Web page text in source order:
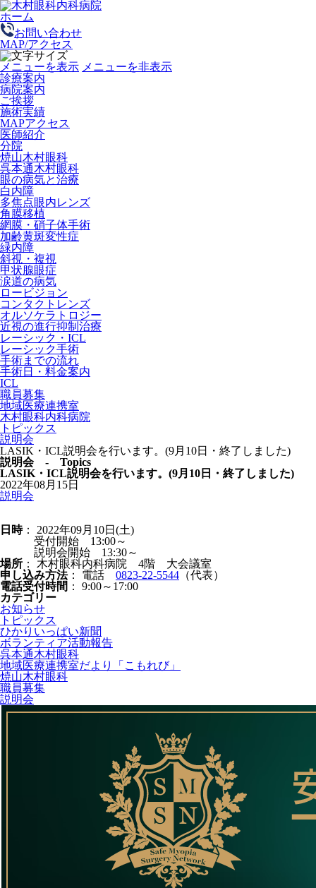
ホーム
お問い合わせ
MAP/アクセス
メニューを表示 メニューを非表示
診療案内
病院案内
ご挨拶
施術実績
MAPアクセス
医師紹介
分院
焼山木村眼科
呉本通木村眼科
眼の病気と治療
白内障
多焦点眼内レンズ
角膜移植
網膜・硝子体手術
加齢黄斑変性症
緑内障
斜視・複視
甲状腺眼症
涙道の病気
ロービジョン
コンタクトレンズ
オルソケラトロジー
近視の進行抑制治療
レーシック・ICL
レーシック手術
手術までの流れ
手術日・料金案内
ICL
職員募集
地域医療連携室
木村眼科内科病院
トピックス
説明会
LASIK・ICL説明会を行います。(9月10日・終了しました)
説明会 - Topics
LASIK・ICL説明会を行います。(9月10日・終了しました)
2022年08月15日
説明会
日時： 2022年09月10日(土)
受付開始 13:00～
説明会開始 13:30～
場所 ： 木村眼科内科病院 4階 大会議室
申し込み方法： 電話 0823-22-5544 （代表）
電話受付時間 ： 9:00～17:00
カテゴリー
お知らせ
トピックス
ひかりいっぱい新聞
ボランティア活動報告
呉本通木村眼科
地域医療連携室だより「こもれび」
焼山木村眼科
職員募集
説明会